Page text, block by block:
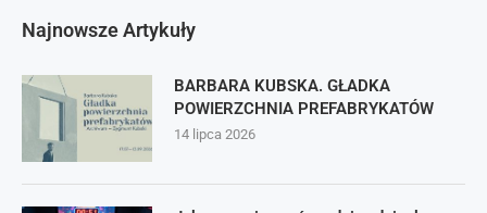
Najnowsze Artykuły
BARBARA KUBSKA. GŁADKA
POWIERZCHNIA PREFABRYKATÓW
14 lipca 2026